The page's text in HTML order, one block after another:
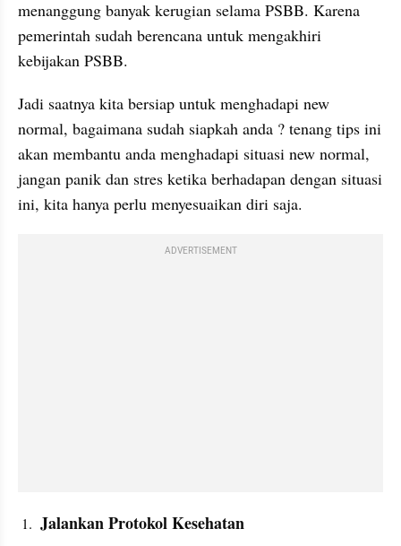
menanggung banyak kerugian selama PSBB. Karena
pemerintah sudah berencana untuk mengakhiri
kebijakan PSBB.
Jadi saatnya kita bersiap untuk menghadapi new
normal, bagaimana sudah siapkah anda ? tenang tips ini
akan membantu anda menghadapi situasi new normal,
jangan panik dan stres ketika berhadapan dengan situasi
ini, kita hanya perlu menyesuaikan diri saja.
ADVERTISEMENT
Jalankan Protokol Kesehatan